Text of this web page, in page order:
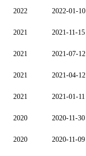
2022 2022-01-10
2021 2021-11-15
2021 2021-07-12
2021 2021-04-12
2021 2021-01-11
2020 2020-11-30
2020 2020-11-09